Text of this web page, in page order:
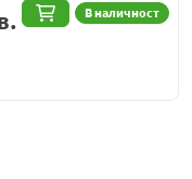
В наличност